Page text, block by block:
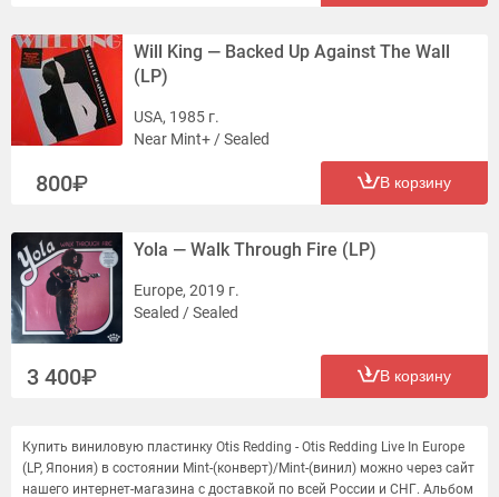
Will King — Backed Up Against The Wall
(LP)
USA, 1985 г.
Near Mint+ / Sealed
800 В корзину
Yola — Walk Through Fire (LP)
Europe, 2019 г.
Sealed / Sealed
3 400 В корзину
Купить виниловую пластинку Otis Redding - Otis Redding Live In Europe
(LP, Япония) в состоянии Mint-(конверт)/Mint-(винил) можно через сайт
нашего интернет-магазина с доставкой по всей России и СНГ. Альбом